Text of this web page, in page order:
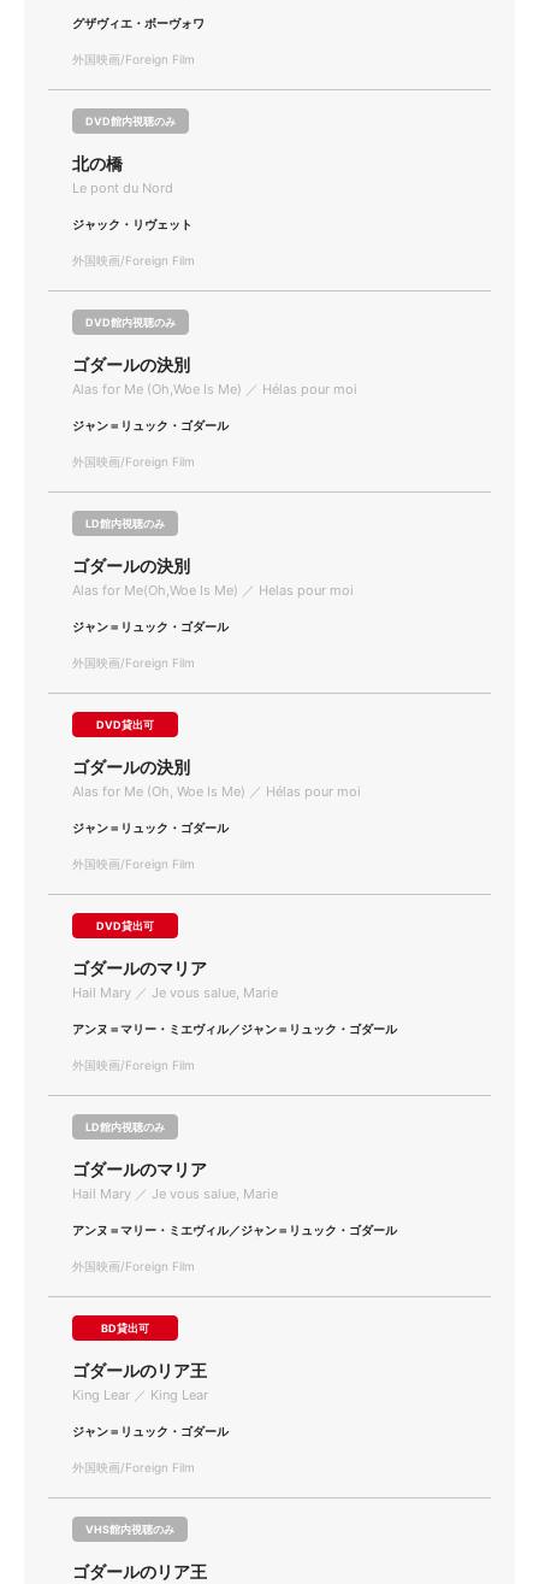
グザヴィエ・ボーヴォワ
外国映画/Foreign Film
DVD館内視聴のみ
北の橋
Le pont du Nord
ジャック・リヴェット
外国映画/Foreign Film
DVD館内視聴のみ
ゴダールの決別
Alas for Me (Oh,Woe Is Me) ／ Hélas pour moi
ジャン＝リュック・ゴダール
外国映画/Foreign Film
LD館内視聴のみ
ゴダールの決別
Alas for Me(Oh,Woe Is Me) ／ Helas pour moi
ジャン＝リュック・ゴダール
外国映画/Foreign Film
DVD貸出可
ゴダールの決別
Alas for Me (Oh, Woe Is Me) ／ Hélas pour moi
ジャン＝リュック・ゴダール
外国映画/Foreign Film
DVD貸出可
ゴダールのマリア
Hail Mary ／ Je vous salue, Marie
アンヌ＝マリー・ミエヴィル／ジャン＝リュック・ゴダール
外国映画/Foreign Film
LD館内視聴のみ
ゴダールのマリア
Hail Mary ／ Je vous salue, Marie
アンヌ＝マリー・ミエヴィル／ジャン＝リュック・ゴダール
外国映画/Foreign Film
BD貸出可
ゴダールのリア王
King Lear ／ King Lear
ジャン＝リュック・ゴダール
外国映画/Foreign Film
VHS館内視聴のみ
ゴダールのリア王